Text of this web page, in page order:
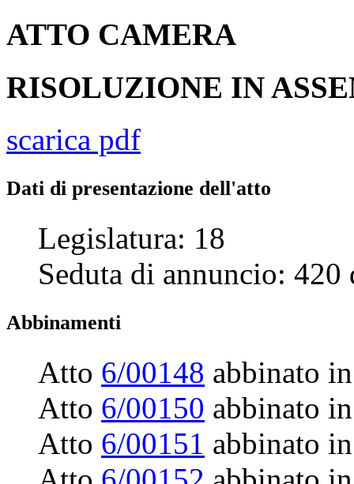
ATTO CAMERA
RISOLUZIONE IN
scarica pdf
Dati di presentazione dell'atto
Legislatura: 18
Seduta di annuncio: 420
Abbinamenti
Atto 6/00148 abbinato
Atto 6/00150 abbinato
Atto 6/00151 abbinato